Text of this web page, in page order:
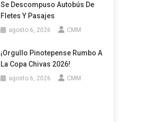
Se Descompuso Autobús De
Fletes Y Pasajes
agosto 6, 2026 CMM
¡Orgullo Pinotepense Rumbo A
La Copa Chivas 2026!
agosto 6, 2026 CMM